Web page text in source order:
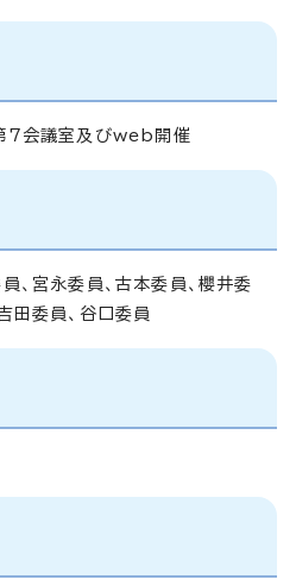
会議室及びweb開催
、宮永委員、古本委員、櫻井委
田委員、谷口委員